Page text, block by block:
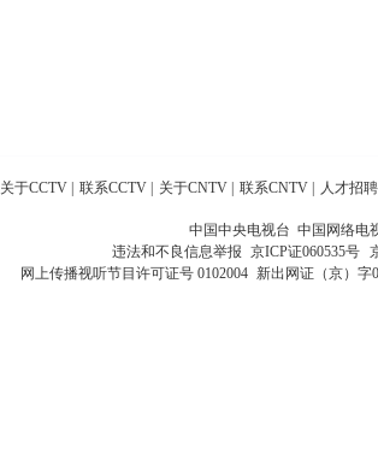
关于CCTV 联系CCTV 关于CNTV 联系CNTV 人才招聘
中国中央电视台 中国网络电
违法和不良信息举报 京ICP证060535号
网上传播视听节目许可证号 0102004 新出网证（京）